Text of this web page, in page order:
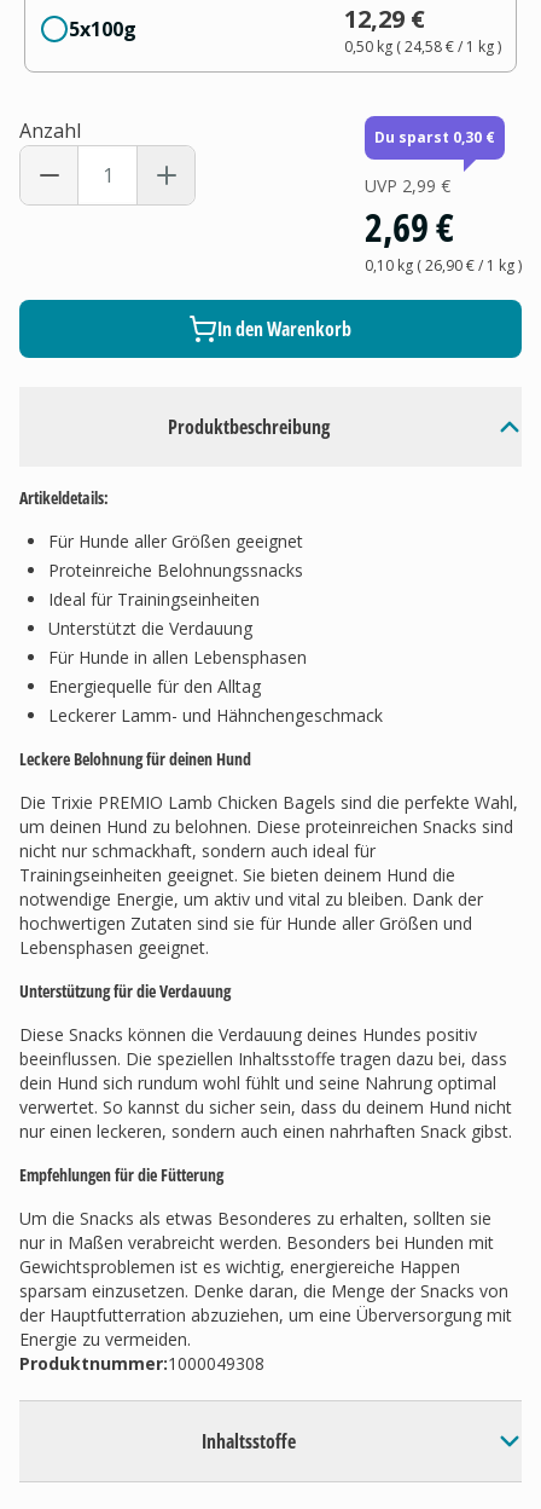
Produktbeschreibung
Artikeldetails:
Für Hunde aller Größen geeignet
Proteinreiche Belohnungssnacks
Ideal für Trainingseinheiten
Unterstützt die Verdauung
Für Hunde in allen Lebensphasen
Energiequelle für den Alltag
Leckerer Lamm- und Hähnchengeschmack
Leckere Belohnung für deinen Hund
Die Trixie PREMIO Lamb Chicken Bagels sind die perfekte Wahl,
um deinen Hund zu belohnen. Diese proteinreichen Snacks sind
nicht nur schmackhaft, sondern auch ideal für
Trainingseinheiten geeignet. Sie bieten deinem Hund die
notwendige Energie, um aktiv und vital zu bleiben. Dank der
hochwertigen Zutaten sind sie für Hunde aller Größen und
Lebensphasen geeignet.
Unterstützung für die Verdauung
Diese Snacks können die Verdauung deines Hundes positiv
beeinflussen. Die speziellen Inhaltsstoffe tragen dazu bei, dass
dein Hund sich rundum wohl fühlt und seine Nahrung optimal
verwertet. So kannst du sicher sein, dass du deinem Hund nicht
nur einen leckeren, sondern auch einen nahrhaften Snack gibst.
Empfehlungen für die Fütterung
Um die Snacks als etwas Besonderes zu erhalten, sollten sie
nur in Maßen verabreicht werden. Besonders bei Hunden mit
Gewichtsproblemen ist es wichtig, energiereiche Happen
sparsam einzusetzen. Denke daran, die Menge der Snacks von
der Hauptfutterration abzuziehen, um eine Überversorgung mit
Energie zu vermeiden.
Produktnummer:1000049308
Inhaltsstoffe
5x100g 12,29 €
0,50 kg(24,58 €/ 1 kg)
Anzahl Du sparst 0,30 €
UVP 2,99 €
2,69 €
0,10 kg(26,90 €/ 1 kg)
In den Warenkorb